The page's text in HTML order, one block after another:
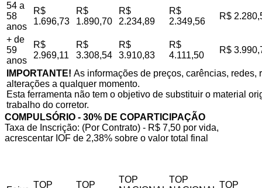
54 a
58
anos
R$
1.696,73
R$
1.890,70
R$
2.234,89
R$
2.349,56
R$
+ de
59
anos
R$
2.969,11
R$
3.308,54
R$
3.910,83
R$
4.111,50
R$
IMPORTANTE! As informações de preços, carências,
alterações a qualquer momento.
Esta ferramenta não tem o objetivo de substituir o material
trabalho do corretor.
COMPULSÓRIO - 30% DE COPARTICIPAÇÃO
Taxa de Inscrição: (Por Contrato) - R$ 7,50 por vida,
acrescentar IOF de 2,38% sobre o valor total final
TOP
TOP
TOP
TOP
TOP